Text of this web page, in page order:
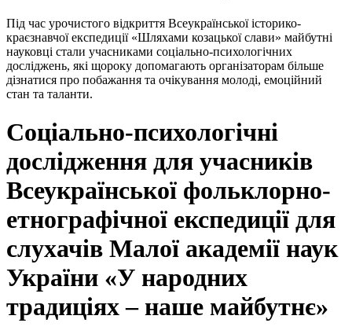
Під час урочистого відкриття Всеукраїнської історико-
краєзнавчої експедиції «Шляхами козацької слави» майбутні
науковці стали учасниками соціально-психологічних
досліджень, які щороку допомагають організаторам більше
дізнатися про побажання та очікування молоді, емоційний
стан та таланти.
Соціально-психологічні
дослідження для учасників
Всеукраїнської фольклорно-
етнографічної експедиції для
слухачів Малої академії наук
України «У народних
традиціях – наше майбутнє»